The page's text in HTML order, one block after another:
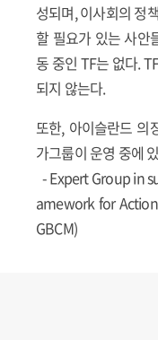
성되며, 이사회의 정
할 필요가 있는 사안
동 중인 TF는 없다.
되지 않는다.
또한, 아이슬란드 의
가그룹이 운영 중에
- Expert Group in
amework for
GBCM)